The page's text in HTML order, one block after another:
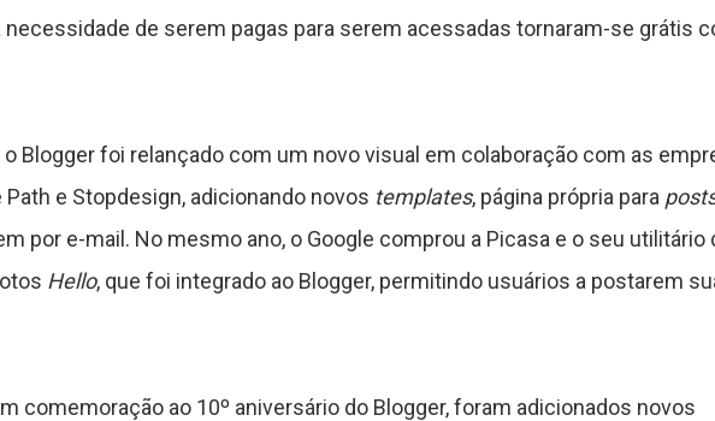
de serem pagas para serem acessadas tornaram-se grátis
o Blogger foi relançado com um novo visual em colaboração com as
e Stopdesign, adicionando novos templates, página própria para
por e-mail. No mesmo ano, o Google comprou a Picasa e o seu utilitário
Hello, que foi integrado ao Blogger, permitindo usuários a postarem
comemoração ao 10º aniversário do Blogger, foram adicionados novos